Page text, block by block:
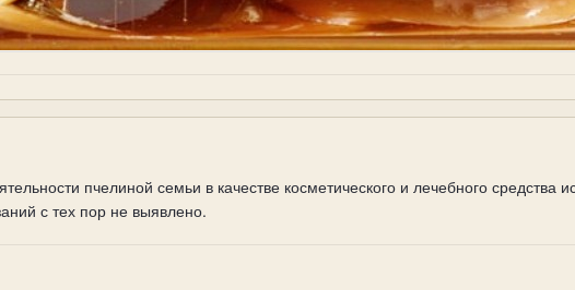
пчелиной семьи в качестве косметического и лечебного средства
с тех пор не выявлено.